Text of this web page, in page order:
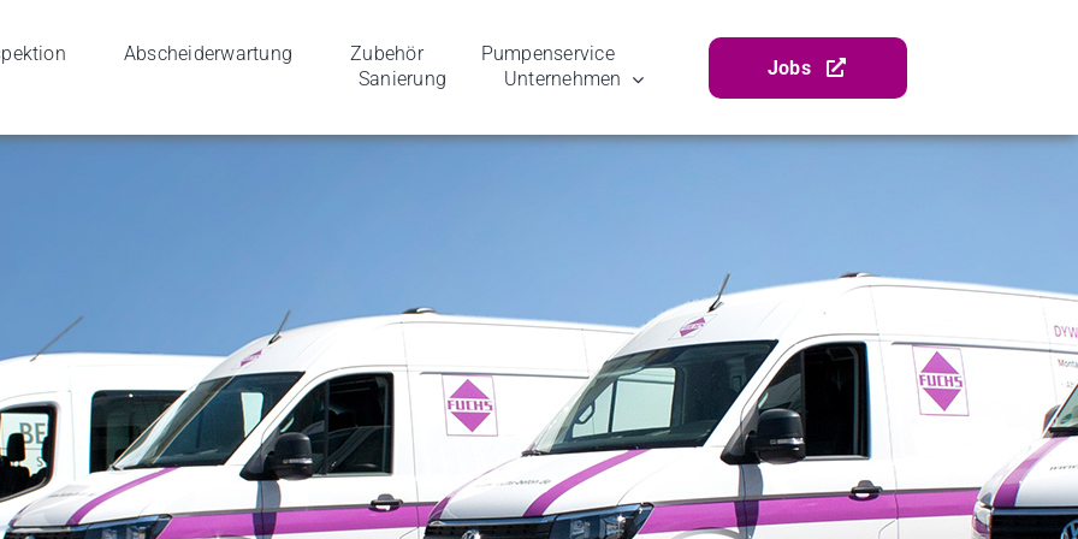
Abschei­der­wartung Zube­hör
Pumpenser­vice
Sanierung
Unternehmen Jobs